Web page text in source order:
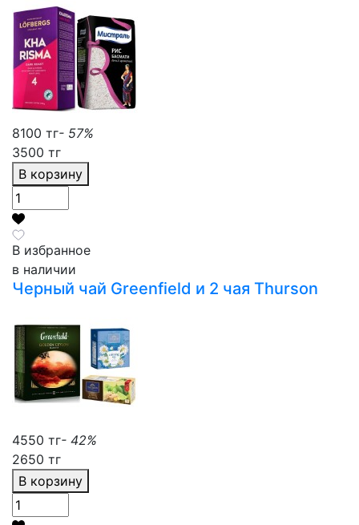
8100 тг- 57%
3500 тг
В корзину
В избранное
в наличии
Черный чай Greenfield и 2 чая Thurson
4550 тг- 42%
2650 тг
В корзину